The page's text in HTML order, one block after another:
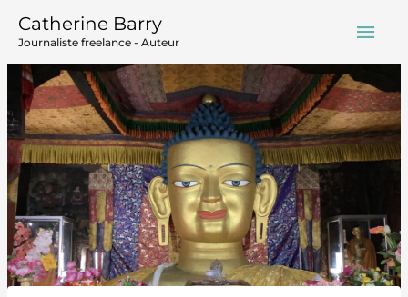
contenu
Catherine Barry
Journaliste freelance - Auteur